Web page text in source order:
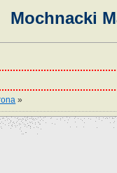
Mochnacki
»